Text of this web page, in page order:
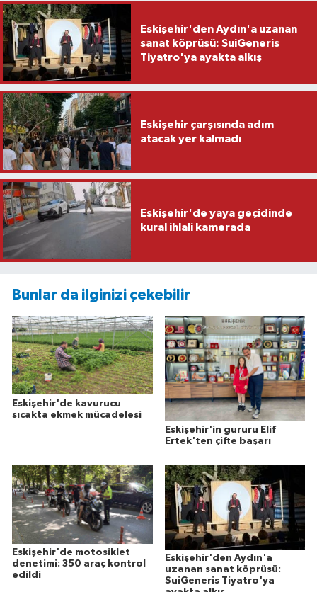
Eskişehir'den Aydın'a uzanan
sanat köprüsü: SuiGeneris
Tiyatro'ya ayakta alkış
Eskişehir çarşısında adım
atacak yer kalmadı
Eskişehir'de yaya geçidinde
kural ihlali kamerada
Bunlar da ilginizi çekebilir
Eskişehir'de kavurucu
sıcakta ekmek mücadelesi
Eskişehir'in gururu Elif
Ertek'ten çifte başarı
Eskişehir'de motosiklet
denetimi: 350 araç kontrol
edildi
Eskişehir'den Aydın'a
uzanan sanat köprüsü:
SuiGeneris Tiyatro'ya